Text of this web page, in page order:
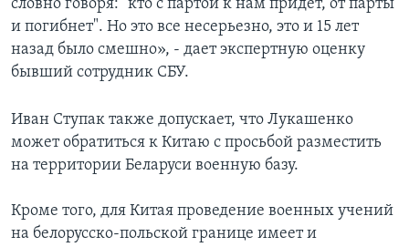
словно говоря: "кто с партой к нам придет, от парты
и погибнет". Но это все несерьезно, это и 15 лет
назад было смешно», - дает экспертную оценку
бывший сотрудник СБУ.
Иван Ступак также допускает, что Лукашенко
может обратиться к Китаю с просьбой разместить
на территории Беларуси военную базу.
Кроме того, для Китая проведение военных учений
на белорусско-польской границе имеет и